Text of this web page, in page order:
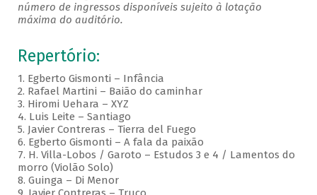
número de ingressos disponíveis sujeito à lotação
máxima do auditório.
Repertório:
1. Egberto Gismonti – Infância
2. Rafael Martini – Baião do caminhar
3. Hiromi Uehara – XYZ
4. Luis Leite – Santiago
5. Javier Contreras – Tierra del Fuego
6. Egberto Gismonti – A fala da paixão
7. H. Villa-Lobos / Garoto – Estudos 3 e 4 / Lamentos do
morro (Violão Solo)
8. Guinga – Di Menor